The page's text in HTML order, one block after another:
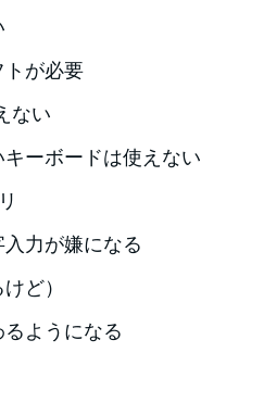
トが必要
ない
キーボードは使えない
入力が嫌になる
ど）
るようになる